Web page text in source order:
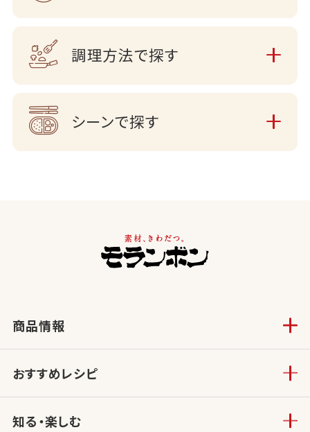
調理方法で探す
シーンで探す
商品情報
おすすめレシピ
知る・楽しむ